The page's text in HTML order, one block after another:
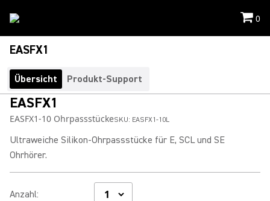
0
EASFX1
Übersicht Produkt-Support
EASFX1
EASFX1-10 OhrpassstückeSKU: EASFX1-10L
Ultraweiche Silikon-Ohrpassstücke für E, SCL und SE
Ohrhörer.
Anzahl: